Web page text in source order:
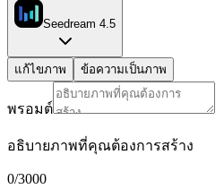
Seedream 4.5
แก้ไขภาพ ข้อความเป็นภาพ
พรอมต์
อธิบายภาพที่คุณต้องการสร้าง
0/3000